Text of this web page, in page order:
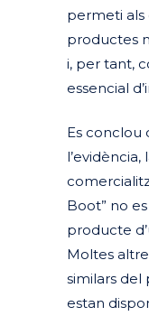
permeti als
productes
i, per tant,
essencial
Es conclou
Boot” no
producte
Moltes
similars
estan